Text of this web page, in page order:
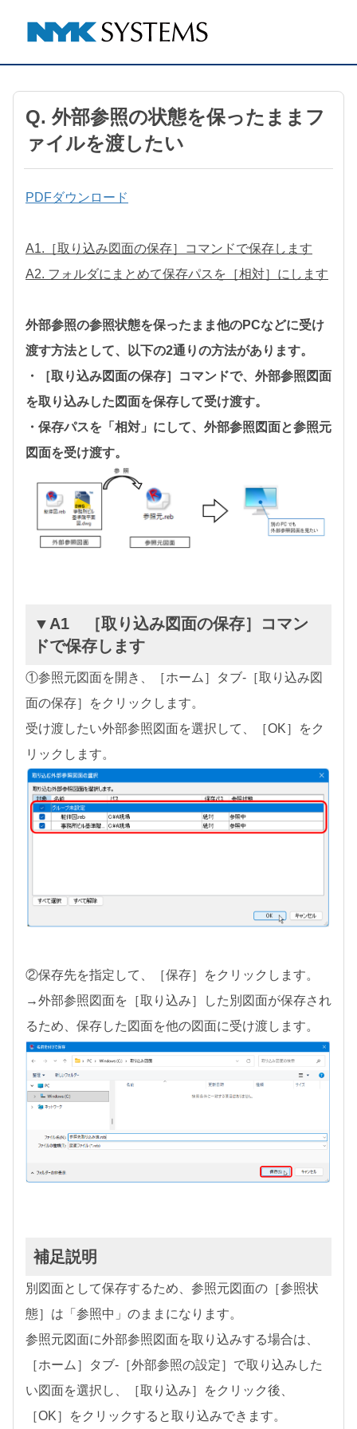
Q. 外部参照の状態を保ったままフ
ァイルを渡したい
PDFダウンロード
A1.［取り込み図面の保存］コマンドで保存します
A2. フォルダにまとめて保存パスを［相対］にします
外部参照の参照状態を保ったまま他のPCなどに受け
渡す方法として、以下の2通りの方法があります。
・［取り込み図面の保存］コマンドで、外部参照図面
を取り込みした図面を保存して受け渡す。
・保存パスを「相対」にして、外部参照図面と参照元
図面を受け渡す。
▼A1 ［取り込み図面の保存］コマン
ドで保存します
①参照元図面を開き、［ホーム］タブ-［取り込み図
面の保存］をクリックします。
受け渡したい外部参照図面を選択して、［OK］をク
リックします。
②保存先を指定して、［保存］をクリックします。
→外部参照図面を［取り込み］した別図面が保存され
るため、保存した図面を他の図面に受け渡します。
補足説明
別図面として保存するため、参照元図面の［参照状
態］は「参照中」のままになります。
参照元図面に外部参照図面を取り込みする場合は、
［ホーム］タブ-［外部参照の設定］で取り込みした
い図面を選択し、［取り込み］をクリック後、
［OK］をクリックすると取り込みできます。